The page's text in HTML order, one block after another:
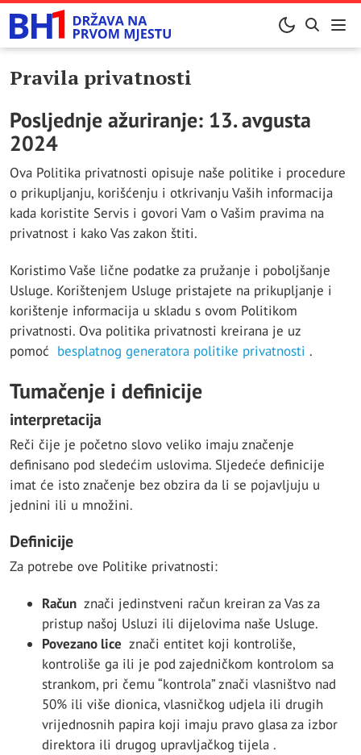
Pravila privatnosti
Posljednje ažuriranje: 13. avgusta
2024
Ova Politika privatnosti opisuje naše politike i procedure
o prikupljanju, korišćenju i otkrivanju Vaših informacija
kada koristite Servis i govori Vam o Vašim pravima na
privatnost i kako Vas zakon štiti.
Koristimo Vaše lične podatke za pružanje i poboljšanje
Usluge. Korištenjem Usluge pristajete na prikupljanje i
korištenje informacija u skladu s ovom Politikom
privatnosti. Ova politika privatnosti kreirana je uz
pomoć besplatnog generatora politike privatnosti .
Tumačenje i definicije
interpretacija
Reči čije je početno slovo veliko imaju značenje
definisano pod sledećim uslovima. Sljedeće definicije
imat će isto značenje bez obzira da li se pojavljuju u
jednini ili u množini.
Definicije
Za potrebe ove Politike privatnosti:
Račun znači jedinstveni račun kreiran za Vas za
pristup našoj Usluzi ili dijelovima naše Usluge.
Povezano lice znači entitet koji kontroliše,
kontroliše ga ili je pod zajedničkom kontrolom sa
strankom, pri čemu “kontrola” znači vlasništvo nad
50% ili više dionica, vlasničkog udjela ili drugih
vrijednosnih papira koji imaju pravo glasa za izbor
direktora ili drugog upravljačkog tijela .